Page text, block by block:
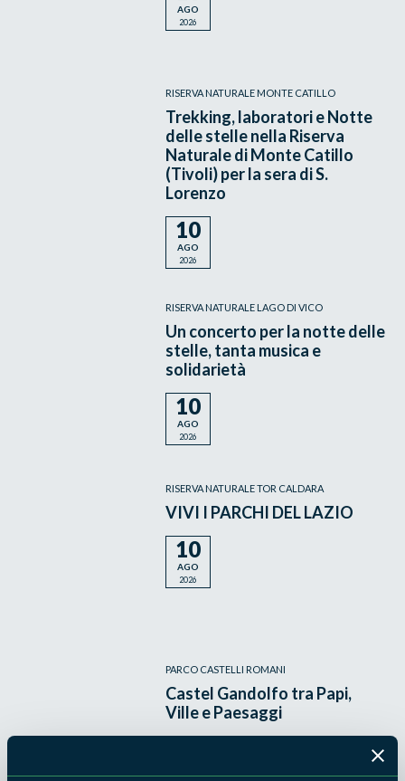
AGO
2026
RISERVA NATURALE MONTE CATILLO
Trekking, laboratori e Notte
delle stelle nella Riserva
Naturale di Monte Catillo
(Tivoli) per la sera di S.
Lorenzo
10
AGO
2026
RISERVA NATURALE LAGO DI VICO
Un concerto per la notte delle
stelle, tanta musica e
solidarietà
10
AGO
2026
RISERVA NATURALE TOR CALDARA
VIVI I PARCHI DEL LAZIO
10
AGO
2026
PARCO CASTELLI ROMANI
Castel Gandolfo tra Papi,
Ville e Paesaggi